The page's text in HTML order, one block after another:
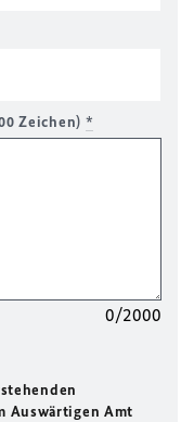
Zeichen) *
0/2000
Auswärtigen Amt